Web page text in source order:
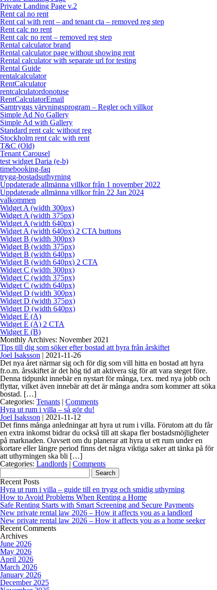
Private Landing Page v.2
Rent cal no rent
Rent cal with rent – and tenant cta – removed reg step
Rent calc no rent
Rent calc no rent – removed reg step
Rental calculator brand
Rental calculator page without showing rent
Rental calculator with separate url for testing
Rental Guide
rentalcalculator
RentCalculator
rentcalculatordonotuse
RentCalculatorEmail
Samtryggs värvningsprogram – Regler och villkor
Simple Ad No Gallery
Simple Ad with Gallery
Standard rent calc without reg
Stockholm rent calc with rent
T&C (Old)
Tenant Carousel
test widget Daria (e-b)
timebooking-faq
trygg-bostadsuthyrning
Uppdaterade allmänna villkor från 1 november 2022
Uppdaterade allmänna villkor från 22 Jan 2024
valkommen
Widget A (width 300px)
Widget A (width 375px)
Widget A (width 640px)
Widget A (width 640px) 2 CTA buttons
Widget B (width 300px)
Widget B (width 375px)
Widget B (width 640px)
Widget B (width 640px) 2 CTA
Widget C (width 300px)
Widget C (width 375px)
Widget C (width 640px)
Widget D (width 300px)
Widget D (width 375px)
Widget D (width 640px)
Widget E (A)
Widget E (A) 2 CTA
Widget E (B)
Monthly Archives: November 2021
Tips till dig som söker efter bostad att hyra från årskiftet
Joel Isaksson | 2021-11-26
Det nya året närmar sig och för dig som vill hitta en bostad att hyra
fr.o.m. årsskiftet är det hög tid att aktivera sig för att vara steget före.
Denna tidpunkt innebär en nystart för många, t.ex. med nya jobb och
flyttar, vilket även innebär att det är många andra som kommer att söka
bostad. […]
Categories: Tenants | Comments
Hyra ut rum i villa – så gör du!
Joel Isaksson | 2021-11-12
Det finns många anledningar att hyra ut rum i villa. Förutom att du får
en extra inkomst bidrar du också till att skapa fler bostadsmöjligheter
på marknaden. Oavsett om du planerar att hyra ut ett rum under en
kortare eller längre period finns det några viktiga saker att tänka på för
att uthyrningen ska bli […]
Categories: Landlords | Comments
Search
for:
Recent Posts
Hyra ut rum i villa – guide till en trygg och smidig uthyrning
How to Avoid Problems When Renting a Home
Safe Renting Starts with Smart Screening and Secure Payments
New private rental law 2026 – How it affects you as a landlord
New private rental law 2026 – How it affects you as a home seeker
Recent Comments
Archives
June 2026
May 2026
April 2026
March 2026
January 2026
December 2025